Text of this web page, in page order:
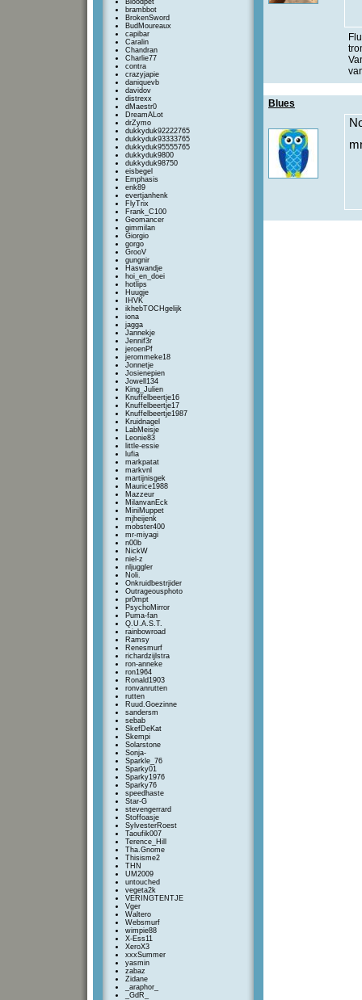
Bloodpet
brambbot
BrokenSword
BudMoureaux
capibar
Caralin
Chandran
Charlie77
contra
crazyjapie
daniquevb
davidov
distrexx
dMaestr0
DreamALot
drZymo
dukkyduk92222765
dukkyduk93333765
dukkyduk95555765
dukkyduk9800
dukkyduk98750
eisbegel
Emphasis
enk89
evertjanhenk
FlyTrix
Frank_C100
Geomancer
gimmilan
Giorgio
gorgo
GrooV
gungnir
Haswandje
hoi_en_doei
hotlips
Huugje
IHVK
ikhebTOCHgelijk
iona
jagga
Jannekje
Jennif3r
jeroenPf
jerommeke18
Jonnetje
Josienepien
Jowell134
King_Julien
Knuffelbeertje16
Knuffelbeertje17
Knuffelbeertje1987
Kruidnagel
LabMeisje
Leonie83
little-essie
lufia
markpatat
markvnl
martijnisgek
Maurice1988
Mazzeur
MilanvanEck
MiniMuppet
mjheijenk
mobster400
mr-miyagi
n00b
NickW
niel-z
nljuggler
Noli.
Onkruidbestrjider
Outrageousphoto
pr0mpt
PsychoMirror
Puma-fan
Q.U.A.S.T.
rainbowroad
Ramsy
Renesmurf
richardzijlstra
ron-anneke
ron1964
Ronald1903
ronvanrutten
rutten
Ruud.Goezinne
sandersm
sebab
SkefDeKat
Skempi
Solarstone
Sonja-
Sparkle_76
Sparky01
Sparky1976
Sparky76
speedhaste
Star-G
stevengerrard
Stoffoasje
SylvesterRoest
Taoufik007
Terence_Hill
Tha.Gnome
Thisisme2
THN
UM2009
untouched
vegeta2k
VERINGTENTJE
Vger
Waltero
Websmurf
wimpie88
X-Ess11
XeroX3
xxxSummer
yasmin
zabaz
Zidane
_araphor_
_GdR_
Blues